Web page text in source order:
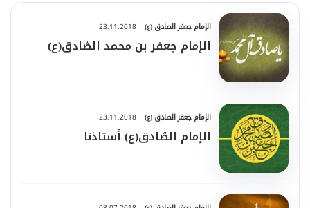
الإمام جعفر الصادق (ع) 23.11.2018
الإمام جعفر بن محمد الصّادق(ع)
الإمام جعفر الصادق (ع) 23.11.2018
الإمام الصّادق(ع) أستاذنا